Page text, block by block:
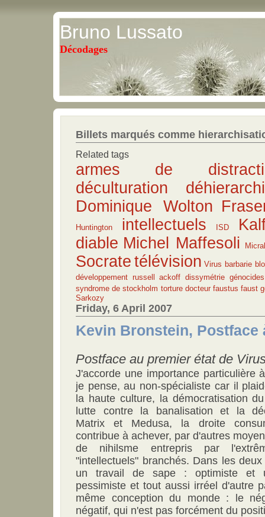
Bruno Lussato
Décodages
Billets marqués comme
Related tags
armes de
déculturation
Dominique Wolton
Huntington intellectuels ISD
diable Michel Maffesoli Micral
Socrate télévision Virus barbarie
développement russell ackoff dissymétrie génocides
syndrome de stockholm torture docteur faustus faust
Sarkozy
Friday, 6 April 2007
Kevin Bronstein, Postface
Postface au premier état de
J'accorde une importance particulière
je pense, au non-spécialiste car il
la haute culture, la démocratisation
lutte contre la banalisation et la
Matrix et Medusa, la droite
contribue à achever, par d'autres
de nihilsme entrepris par
"intellectuels" branchés. Dans les
un travail de sape : optimiste et
pessimiste et tout aussi irréel d'autre
même conception du monde : le
négatif, qui n'est pas forcément du